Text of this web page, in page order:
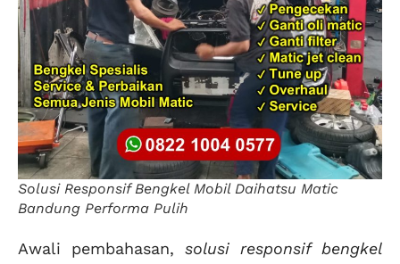
Solusi Responsif Bengkel Mobil Daihatsu Matic
Bandung Performa Pulih
Awali pembahasan, solusi responsif bengkel